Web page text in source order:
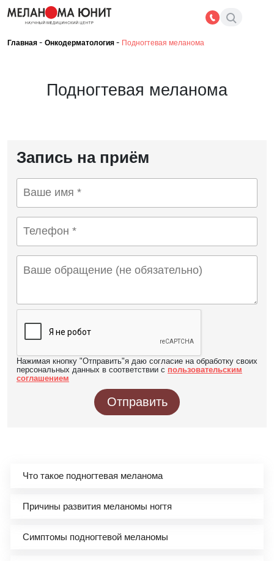
Главная - Онкодерматология - Подногтевая меланома
Подногтевая меланома
Запись на приём
Нажимая кнопку "Отправить"я даю согласие на обработку своих
персональных данных в соответствии с пользовательским
соглашением
Отправить
Что такое подногтевая меланома
Причины развития меланомы ногтя
Симптомы подногтевой меланомы